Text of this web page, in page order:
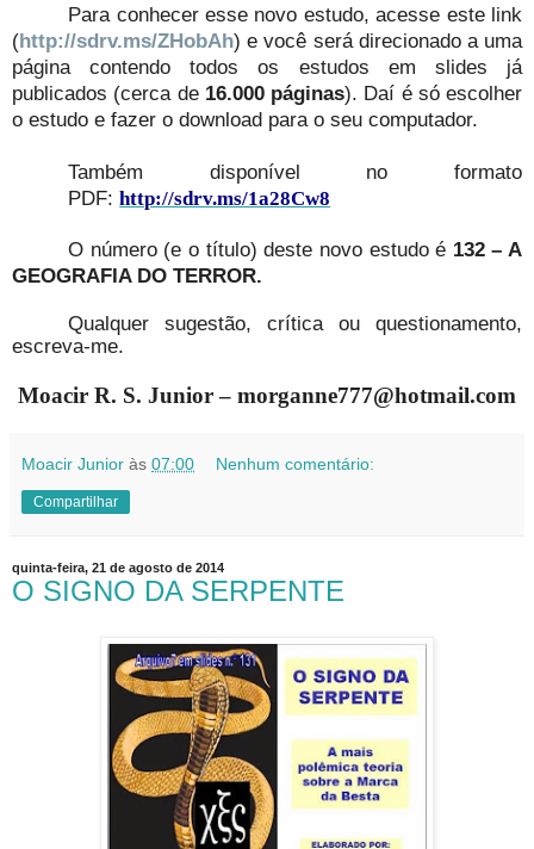
Para conhecer esse novo estudo, acesse este link
(http://sdrv.ms/ZHobAh) e você será direcionado a uma
página contendo todos os estudos em slides já
publicados (cerca de 16.000 páginas). Daí é só escolher
o estudo e fazer o download para o seu computador.
Também disponível no formato
PDF: http://sdrv.ms/1a28Cw8
O número (e o título) deste novo estudo é 132 – A
GEOGRAFIA DO TERROR.
Qualquer sugestão, crítica ou questionamento,
escreva-me.
Moacir R. S. Junior – morganne777@hotmail.com
Moacir Junior às 07:00 Nenhum comentário:
Compartilhar
quinta-feira, 21 de agosto de 2014
O SIGNO DA SERPENTE